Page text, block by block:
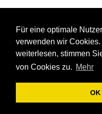
Für eine optimale
verwenden wir
weiterlesen, stimmen
von Cookies zu. Mehr
OK
Schulleben |Förderung
Auf dieser Seite finden Sie alle